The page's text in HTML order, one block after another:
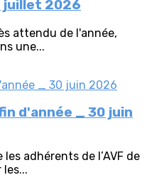
juillet 2026
attendu de l'année,
une...
d'année _ 30 juin
adhérents de l’AVF de